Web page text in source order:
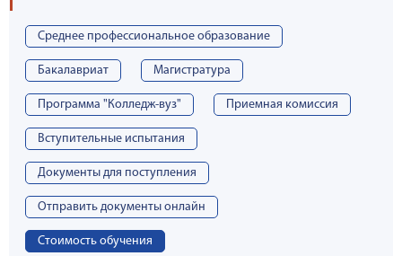
Среднее профессиональное образование
Бакалавриат Магистратура
Программа "Колледж-вуз" Приемная комиссия
Вступительные испытания
Документы для поступления
Отправить документы онлайн
Стоимость обучения